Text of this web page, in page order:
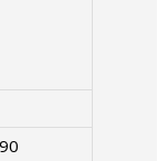
90